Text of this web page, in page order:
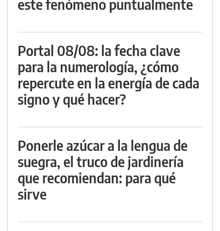
este fenómeno puntualmente
Portal 08/08: la fecha clave
para la numerología, ¿cómo
repercute en la energía de cada
signo y qué hacer?
Ponerle azúcar a la lengua de
suegra, el truco de jardinería
que recomiendan: para qué
sirve